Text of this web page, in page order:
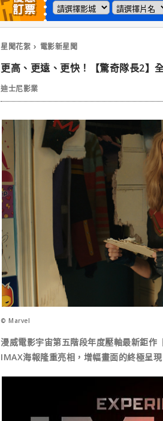
星聞花絮 電影新星聞
更高、更遠、更快！【驚奇隊長2】
迪士尼影業
© Marvel
漫威電影宇宙第五階段年度壓軸最新鉅作
IMAX海報隆重亮相，增幅畫面的終極呈